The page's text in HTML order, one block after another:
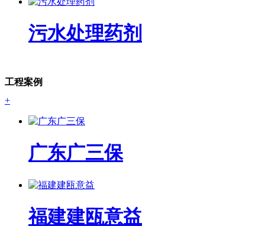
污水处理药剂
工程案例
+
广东广三保
福建建瓯意益